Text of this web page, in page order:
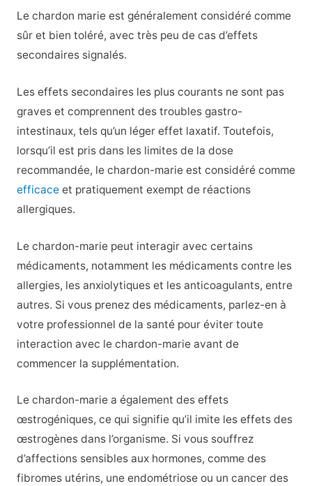
Le chardon marie est généralement considéré comme
sûr et bien toléré, avec très peu de cas d’effets
secondaires signalés.
Les effets secondaires les plus courants ne sont pas
graves et comprennent des troubles gastro-
intestinaux, tels qu’un léger effet laxatif. Toutefois,
lorsqu’il est pris dans les limites de la dose
recommandée, le chardon-marie est considéré comme
efficaceet pratiquement exempt de réactions
allergiques.
Le chardon-marie peut interagir avec certains
médicaments, notamment les médicaments contre les
allergies, les anxiolytiques et les anticoagulants, entre
autres. Si vous prenez des médicaments, parlez-en à
votre professionnel de la santé pour éviter toute
interaction avec le chardon-marie avant de
commencer la supplémentation.
Le chardon-marie a également des effets
œstrogéniques, ce qui signifie qu’il imite les effets des
œstrogènes dans l’organisme. Si vous souffrez
d’affections sensibles aux hormones, comme des
fibromes utérins, une endométriose ou un cancer des